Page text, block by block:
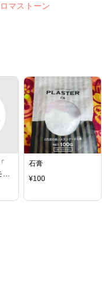
マストーン
リ
」
石膏
¥100